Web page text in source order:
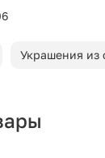
Украшения из